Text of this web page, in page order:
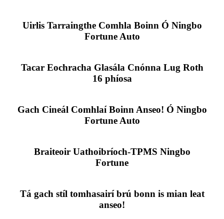
Uirlis Tarraingthe Comhla Boinn Ó Ningbo
Fortune Auto
Tacar Eochracha Glasála Cnónna Lug Roth
16 phíosa
Gach Cineál Comhlaí Boinn Anseo! Ó Ningbo
Fortune Auto
Braiteoir Uathoibríoch-TPMS Ningbo
Fortune
Tá gach stíl tomhasairí brú bonn is mian leat
anseo!